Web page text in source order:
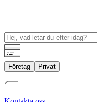
Företag Privat